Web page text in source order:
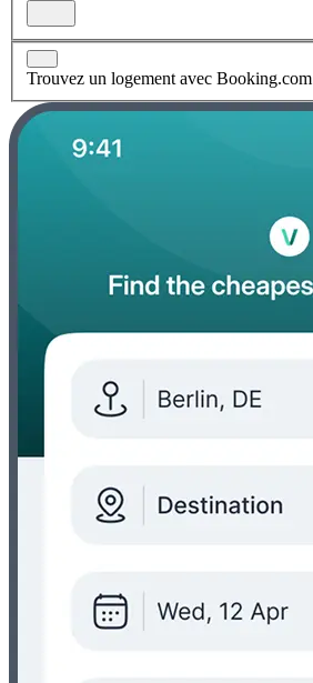
Trouvez un logement avec Booking.com